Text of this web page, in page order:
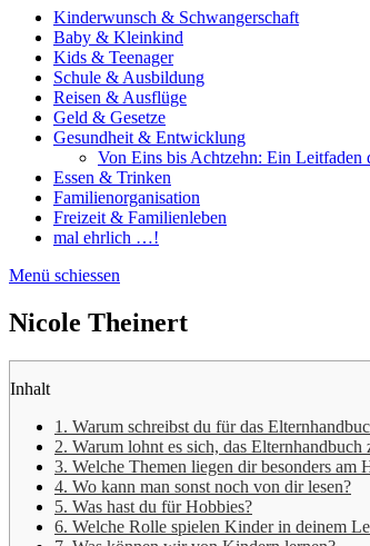
Kinderwunsch & Schwangerschaft
Baby & Kleinkind
Kids & Teenager
Schule & Ausbildung
Reisen & Ausflüge
Geld & Gesetze
Gesundheit & Entwicklung
Von Eins bis Achtzehn: Ein Leitfaden
Essen & Trinken
Familienorganisation
Freizeit & Familienleben
mal ehrlich …!
Menü schiessen
Nicole Theinert
Inhalt
1. Warum schreibst du für das
2. Warum lohnt es sich, das Elternhandbuch
3. Welche Themen liegen dir besonders am
4. Wo kann man sonst noch von dir lesen?
5. Was hast du für Hobbies?
6. Welche Rolle spielen Kinder in deinem